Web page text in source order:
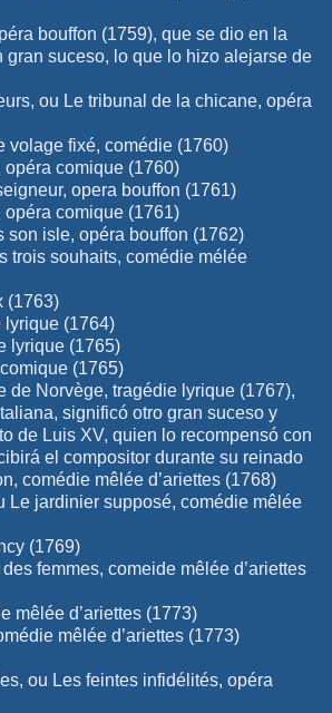
bouffon (1759), que se dio en la
gran suceso, lo que lo hizo alejarse de
ou Le tribunal de la chicane, opéra
volage fixé, comédie (1760)
opéra comique (1760)
opera bouffon (1761)
opéra comique (1761)
son isle, opéra bouffon (1762)
trois souhaits, comédie mélée
(1763)
lyrique (1764)
lyrique (1765)
(1765)
de Norvège, tragédie lyrique (1767),
significó otro gran suceso y
de Luis XV, quien lo recompensó con
el compositor durante su reinado
comédie mêlée d’ariettes (1768)
Le jardinier supposé, comédie mêlée
(1769)
femmes, comeide mêlée d’ariettes
mêlée d’ariettes (1773)
mêlée d’ariettes (1773)
ou Les feintes infidélités, opéra